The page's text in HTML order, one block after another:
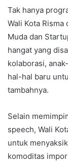
Tak hanya
Wali Kota
Muda dan
hangat yang
kolaborasi,
hal-hal baru
tambahnya.
Selain
speech, Wali
untuk
komoditas